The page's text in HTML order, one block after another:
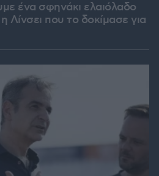
ένα σφηνάκι ελαιόλαδο
που το δοκίμασε για